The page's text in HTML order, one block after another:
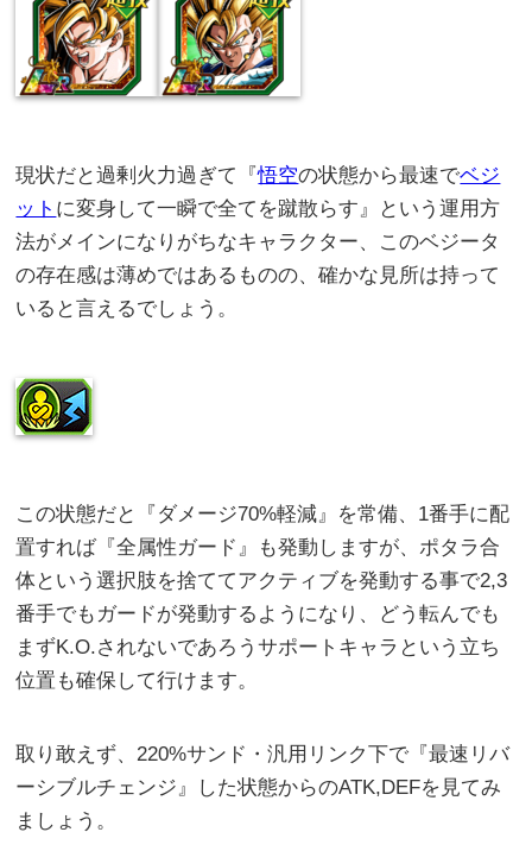
現状だと過剰火力過ぎて『悟空の状態から最速でベジ
ット に変身して一瞬で全てを蹴散らす』という運用方
法がメインになりがちなキャラクター、このベジータ
の存在感は薄めではあるものの、確かな見所は持って
いると言えるでしょう。
この状態だと『ダメージ70%軽減』を常備、1番手に配
置すれば『全属性ガード』も発動しますが、ポタラ合
体という選択肢を捨ててアクティブを発動する事で2,3
番手でもガードが発動するようになり、どう転んでも
まずK.O.されないであろうサポートキャラという立ち
位置も確保して行けます。
取り敢えず、220%サンド・汎用リンク下で『最速リバ
ーシブルチェンジ』した状態からのATK,DEFを見てみ
ましょう。